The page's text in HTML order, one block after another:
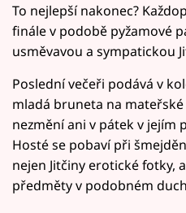
To nejlepší nakonec?
finále v podobě pyžamové
usměvavou a sympatickou
Poslední večeři podává v
mladá bruneta na
nezmění ani v pátek v jejím
Hosté se pobaví při
nejen Jitčiny erotické fotky,
předměty v podobném